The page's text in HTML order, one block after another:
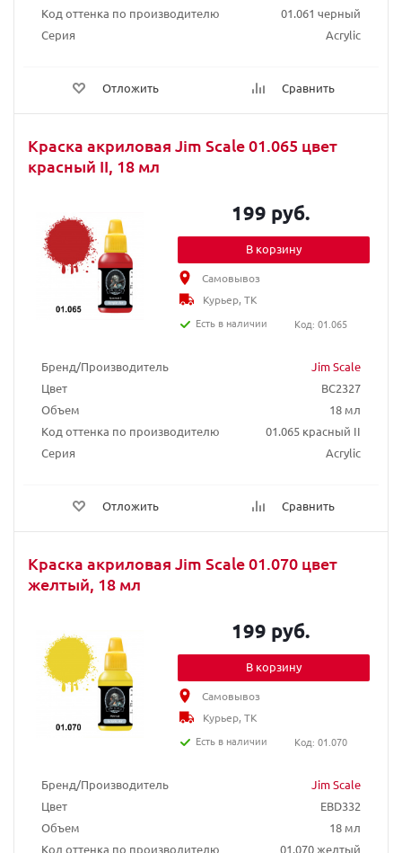
Код оттенка по производителю
01.061 черный
Серия
Acrylic
Отложить Сравнить
Краска акриловая Jim Scale 01.065 цвет
красный II, 18 мл
Бренд/Производитель
Jim Scale
Цвет
BC2327
Объем
18 мл
Код оттенка по производителю
01.065 красный II
Серия
Acrylic
Отложить Сравнить
199 руб.
В корзину
Самовывоз
Курьер, ТК
Есть в наличии
Код: 01.065
Краска акриловая Jim Scale 01.070 цвет
желтый, 18 мл
Бренд/Производитель
Jim Scale
Цвет
EBD332
Объем
18 мл
Код оттенка по производителю
01.070 желтый
199 руб.
В корзину
Самовывоз
Курьер, ТК
Есть в наличии
Код: 01.070